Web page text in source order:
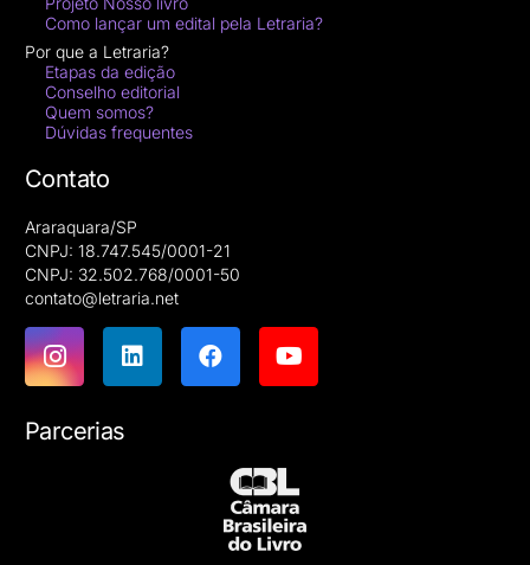
Como lançar um edital pela Letraria?
Por que a Letraria?
Etapas da edição
Conselho editorial
Quem somos?
Dúvidas frequentes
Contato
Araraquara/SP
CNPJ: 18.747.545/0001-21
CNPJ: 32.502.768/0001-50
contato@letraria.net
Parcerias